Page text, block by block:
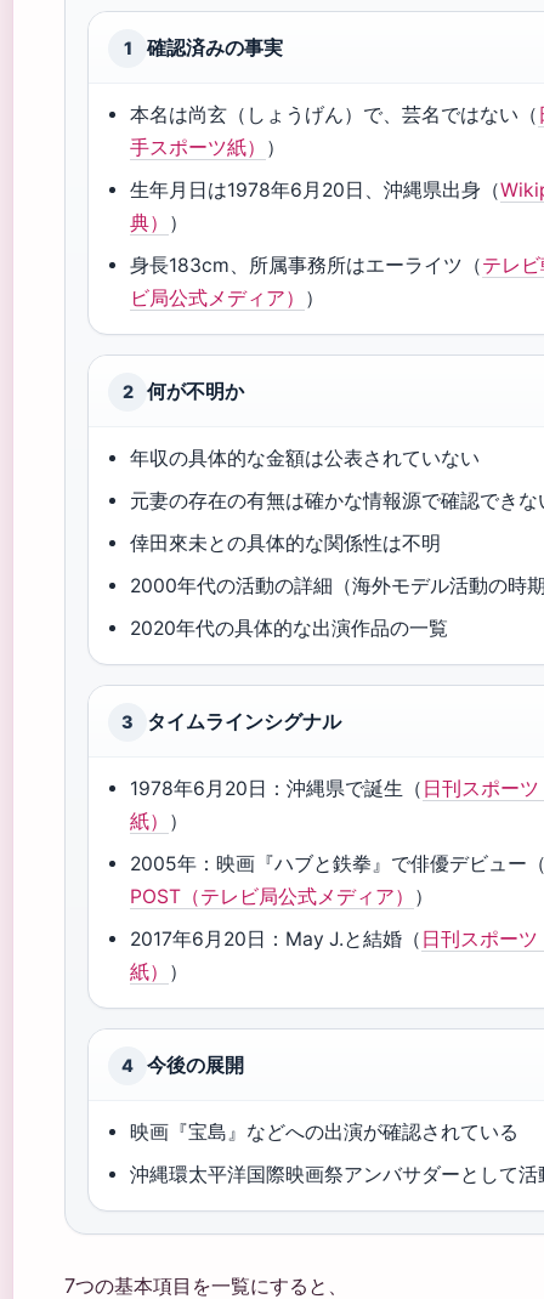
1 確認済みの事実
本名は尚玄（しょうげん）で、芸名ではない（
手スポーツ紙） ）
生年月日は1978年6月20日、沖縄県出身（
典） ）
身長183cm、所属事務所はエーライツ（テレ
ビ局公式メディア） ）
2 何が不明か
年収の具体的な金額は公表されていない
元妻の存在の有無は確かな情報源で確認できな
倖田來未との具体的な関係性は不明
2000年代の活動の詳細（海外モデル活動の時
2020年代の具体的な出演作品の一覧
3 タイムラインシグナル
1978年6月20日：沖縄県で誕生（ 日刊スポー
紙） ）
2005年：映画『ハブと鉄拳』で俳優デビュー
POST（テレビ局公式メディア） ）
2017年6月20日：May J.と結婚（ 日刊スポー
紙） ）
4 今後の展開
映画『宝島』などへの出演が確認されている
沖縄環太平洋国際映画祭アンバサダーとして活
7つの基本項目を一覧にすると、